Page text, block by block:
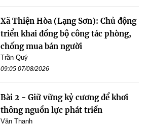
Xã Thiện Hòa (Lạng Sơn): Chủ động
triển khai đồng bộ công tác phòng,
chống mua bán người
Trần Quý
09:05 07/08/2026
Bài 2 - Giữ vững kỷ cương để khơi
thông nguồn lực phát triển
Văn Thanh